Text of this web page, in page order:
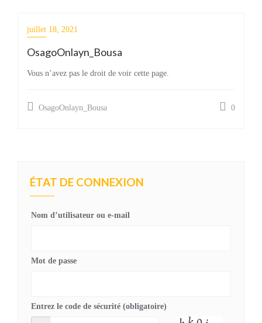
juillet 18, 2021
OsagoOnlayn_Bousa
Vous n’avez pas le droit de voir cette page.
OsagoOnlayn_Bousa 0
ÉTAT DE CONNEXION
Nom d’utilisateur ou e-mail
Mot de passe
Entrez le code de sécurité (obligatoire)